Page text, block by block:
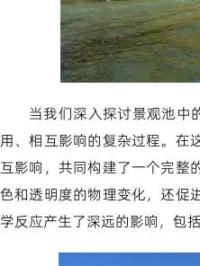
当我们深入探讨景观池
用、相互影响的复杂过程。在
互影响，共同构建了一个完整
色和透明度的物理变化，还促
学反应产生了深远的影响，包